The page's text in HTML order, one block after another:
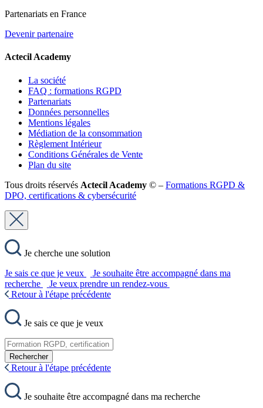
Partenariats en France
Devenir partenaire
Actecil Academy
La société
FAQ : formations RGPD
Partenariats
Données personnelles
Mentions légales
Médiation de la consommation
Règlement Intérieur
Conditions Générales de Vente
Plan du site
Tous droits réservés Actecil Academy © – Formations RGPD &
DPO, certifications & cybersécurité
Je cherche une solution
Je sais ce que je veux
Je souhaite être accompagné dans ma
recherche
Je veux prendre un rendez-vous
Retour à l'étape précédente
Je sais ce que je veux
Rechercher
Retour à l'étape précédente
Je souhaite être accompagné dans ma recherche